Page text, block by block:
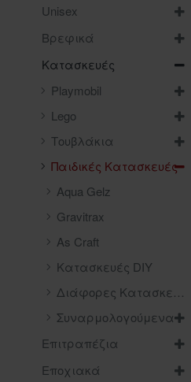
Unisex
Βρεφικά
Κατασκευές
Playmobil
Lego
Τουβλάκια
Παιδικές Κατασκευές
Aqua Gelz
Gravitrax
As Craft
Κατασκευές DIY
Συναρμολογούμενα
Επιτραπέζια
Εποχιακά